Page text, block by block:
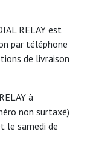
RELAY est
par téléphone
de livraison
à
non surtaxé)
le samedi de